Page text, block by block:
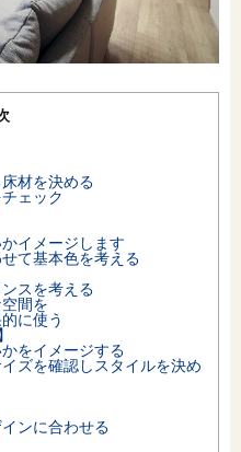
材を決める
ェック
イメージします
て基本色を考える
スを考える
間を
に使う
をイメージする
ズを確認しスタイルを決め
ンに合わせる